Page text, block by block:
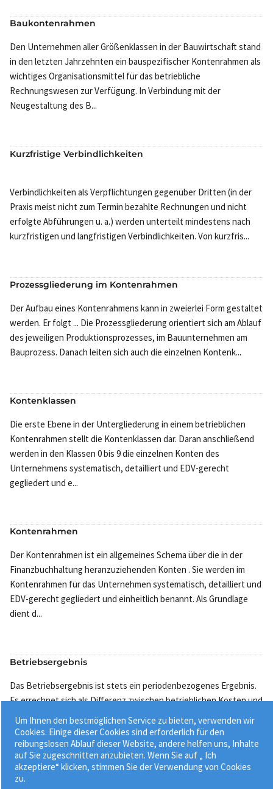
Baukontenrahmen
Den Unternehmen aller Größenklassen in der Bauwirtschaft stand
in den letzten Jahrzehnten ein bauspezifischer Kontenrahmen als
wichtiges Organisationsmittel für das betriebliche
Rechnungswesen zur Verfügung. In Verbindung mit der
Neugestaltung des B...
Kurzfristige Verbindlichkeiten
Verbindlichkeiten als Verpflichtungen gegenüber Dritten (in der
Praxis meist nicht zum Termin bezahlte Rechnungen und nicht
erfolgte Abführungen u. a.) werden unterteilt mindestens nach
kurzfristigen und langfristigen Verbindlichkeiten. Von kurzfris...
Prozessgliederung im Kontenrahmen
Der Aufbau eines Kontenrahmens kann in zweierlei Form gestaltet
werden. Er folgt ... Die Prozessgliederung orientiert sich am Ablauf
des jeweiligen Produktionsprozesses, im Bauunternehmen am
Bauprozess. Danach leiten sich auch die einzelnen Kontenk...
Kontenklassen
Die erste Ebene in der Untergliederung in einem betrieblichen
Kontenrahmen stellt die Kontenklassen dar. Daran anschließend
werden in den Klassen 0 bis 9 die einzelnen Konten des
Unternehmens systematisch, detailliert und EDV-gerecht
gegliedert und e...
Kontenrahmen
Der Kontenrahmen ist ein allgemeines Schema über die in der
Finanzbuchhaltung heranzuziehenden Konten . Sie werden im
Kontenrahmen für das Unternehmen systematisch, detailliert und
EDV-gerecht gegliedert und einheitlich benannt. Als Grundlage
dient d...
Betriebsergebnis
Das Betriebsergebnis ist stets ein periodenbezogenes Ergebnis.
Es errechnet sich als Differenz zwischen betrieblichen Kosten und
Leistungen, d. h. der hergestellten Leistungen in einer Periode,
beispielsweise Monat, Quartal und Geschäftsjahr. Es ist ...
Um Ihnen den bestmöglichen Service zu bieten, verwenden wir
Cookies. Einige dieser Cookies sind erforderlich für den
reibungslosen Ablauf dieser Website, andere helfen uns, Inhalte
auf Sie zugeschnitten anzubieten. Wenn Sie auf „ Ich
akzeptiere“ klicken, stimmen Sie der Verwendung von Cookies
zu.